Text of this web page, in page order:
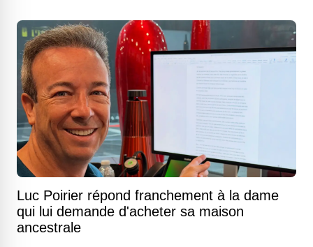
Luc Poirier répond franchement à la dame
qui lui demande d'acheter sa maison
ancestrale